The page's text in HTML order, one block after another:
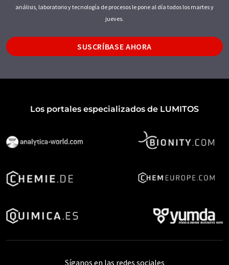
análisis, laboratorio y tecnología de procesos le pone al día todos los martes y
jueves.
SUSCRÍBASE AHORA
Los portales especializados de LUMITOS
Síganos en las redes sociales